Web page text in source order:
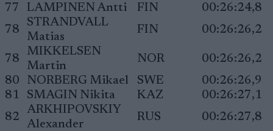
77
LAMPINEN Antti FIN
00:26:24,8
78
STRANDVALL
Matias
FIN 00:26:26,2
78
MIKKELSEN
Martin
NOR
00:26:26,2
80
NORBERG Mikael SWE
00:26:26,9
81
SMAGIN Nikita KAZ
00:26:27,1
82
ARKHIPOVSKIY
Alexander
RUS 00:26:27,8